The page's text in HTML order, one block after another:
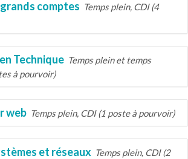
comptes Temps plein, CDI (4
Technique Temps plein et temps
à pourvoir)
web Temps plein, CDI (1 poste à pourvoir)
et réseaux Temps plein, CDI (2